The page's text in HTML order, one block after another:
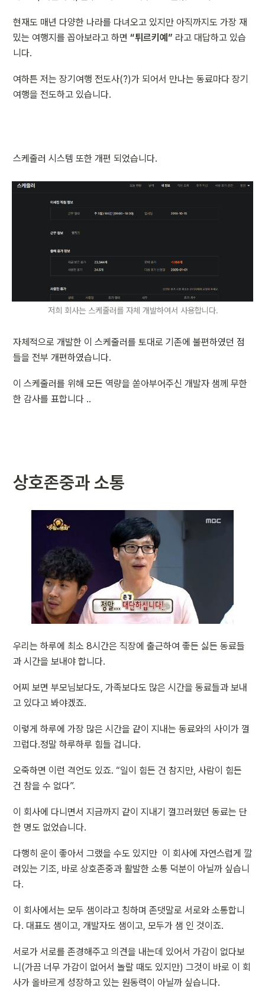
현재도 매년 다양한 나라를 다녀오고 있지만 아직까지도 가장 재
밌는 여행지를 꼽아보라고 하면 “튀르키예” 라고 대답하고 있습
니다.
여하튼 저는 장기여행 전도사(?)가 되어서 만나는 동료마다 장기
여행을 전도하고 있습니다.
스케줄러 시스템 또한 개편 되었습니다.
저희 회사는 스케줄러를 자체 개발하여서 사용합니다.
자체적으로 개발한 이 스케줄러를 토대로 기존에 불편하였던 점
들을 전부 개편하였습니다.
이 스케줄러를 위해 모든 역량을 쏟아부어주신 개발자 샘께 무한
한 감사를 표합니다 ..
상호존중과 소통
우리는 하루에 최소 8시간은 직장에 출근하여 좋든 싫든 동료들
과 시간을 보내야 합니다.
어찌 보면 부모님보다도, 가족보다도 많은 시간을 동료들과 보내
고 있다고 봐야겠죠.
이렇게 하루에 가장 많은 시간을 같이 지내는 동료와의 사이가 껄
끄럽다.정말 하루하루 힘들 겁니다.
오죽하면 이런 격언도 있죠. “일이 힘든 건 참지만, 사람이 힘든
건 참을 수 없다”.
이 회사에 다니면서 지금까지 같이 지내기 껄끄러웠던 동료는 단
한 명도 없었습니다.
다행히 운이 좋아서 그랬을 수도 있지만  이 회사에 자연스럽게 깔
려있는 기조, 바로 상호존중과 활발한 소통 덕분이 아닐까 싶습니
다.
이 회사에서는 모두 샘이라고 칭하며 존댓말로 서로와 소통합니
다. 대표도 샘이고, 개발자도 샘이고, 모두가 샘 인 것이죠.
서로가 서로를 존경해주고 의견을 내는데 있어서 가감이 없다보
니(가끔 너무 가감이 없어서 놀랄 때도 있지만) 그것이 바로 이 회
사가 올바르게 성장하고 있는 원동력이 아닐까 싶습니다.